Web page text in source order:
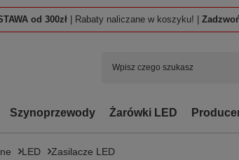
od 300zł | Rabaty naliczane w koszyku! |
Szynoprzewody Żarówki LED
LED Zasilacze LED